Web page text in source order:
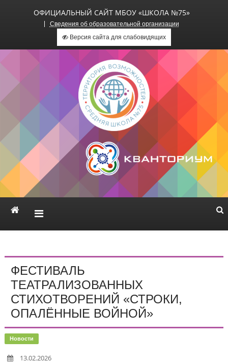
ОФИЦИАЛЬНЫЙ САЙТ МБОУ «ШКОЛА №75»
Сведения об образовательной организации
Версия сайта для слабовидящих
Официальный сайт МБОУ
«Школа №75»
ФЕСТИВАЛЬ
ТЕАТРАЛИЗОВАННЫХ
СТИХОТВОРЕНИЙ «СТРОКИ,
ОПАЛЁННЫЕ ВОЙНОЙ»
Новости
13.02.2026